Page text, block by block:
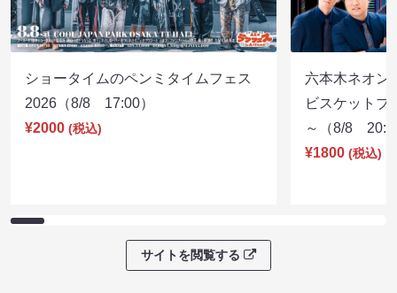
ショータイムのペンミタイムフェス
2026（8/8 17:00）
¥2000 (税込)
六本木ネオン
ビスケットブ
～（8/8
¥1800 (税込)
サイトを閲覧する